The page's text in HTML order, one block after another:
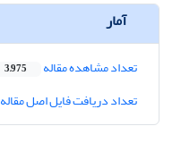
آمار
تعداد مشاهده مقاله 3,975
تعداد دریافت فایل اصل مقاله